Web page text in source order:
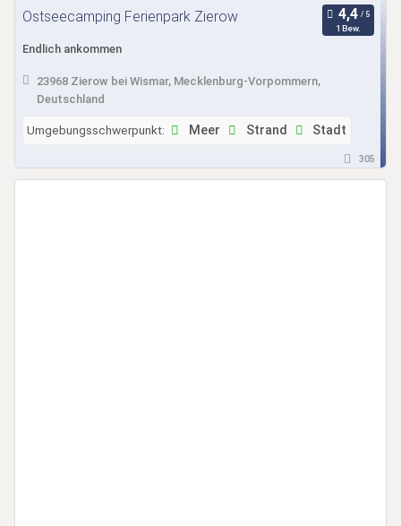
Ostseecamping Ferienpark Zierow
1 Bew.
Endlich ankommen
23968 Zierow bei Wismar, Mecklenburg-Vorpommern,
Deutschland
Umgebungsschwerpunkt: Meer Strand Stadt
305